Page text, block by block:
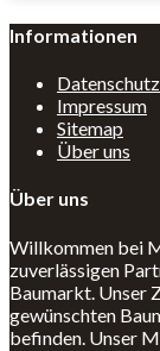
Informationen
Impressum
Sitemap
Über uns
Über uns
Willkommen bei
zuverlässigen
Baumarkt. Unser
gewünschten
befinden. Unser